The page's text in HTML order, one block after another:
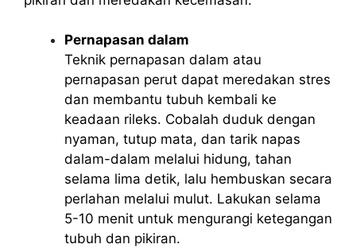
Pernapasan dalam
Teknik pernapasan dalam atau
pernapasan perut dapat meredakan stres
dan membantu tubuh kembali ke
keadaan rileks. Cobalah duduk dengan
nyaman, tutup mata, dan tarik napas
dalam-dalam melalui hidung, tahan
selama lima detik, lalu hembuskan secara
perlahan melalui mulut. Lakukan selama
5-10 menit untuk mengurangi ketegangan
tubuh dan pikiran.